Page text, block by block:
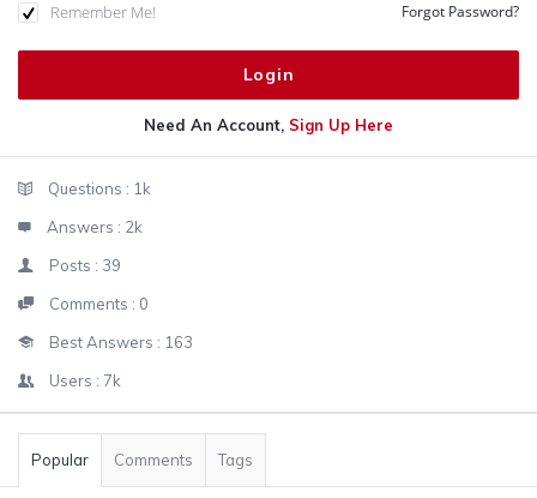
Remember Me! Forgot Password?
Need An Account, Sign Up Here
StatsQuestions : 1k
Answers : 2k
Posts : 39
Comments : 0
Best Answers : 163
Users : 7k
Popular Comments Tags